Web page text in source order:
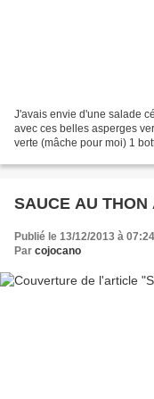
J'avais envie d'une salade
avec ces belles asperges
verte (mâche pour moi) 1
SAUCE AU
Publié le 13/12/2013 à 07:24
Par cojocano